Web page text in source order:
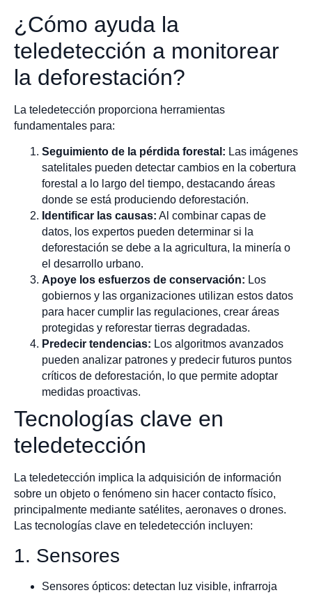
¿Cómo ayuda la
teledetección a monitorear
la deforestación?
La teledetección proporciona herramientas
fundamentales para:
Seguimiento de la pérdida forestal: Las imágenes
satelitales pueden detectar cambios en la cobertura
forestal a lo largo del tiempo, destacando áreas
donde se está produciendo deforestación.
Identificar las causas: Al combinar capas de
datos, los expertos pueden determinar si la
deforestación se debe a la agricultura, la minería o
el desarrollo urbano.
Apoye los esfuerzos de conservación: Los
gobiernos y las organizaciones utilizan estos datos
para hacer cumplir las regulaciones, crear áreas
protegidas y reforestar tierras degradadas.
Predecir tendencias: Los algoritmos avanzados
pueden analizar patrones y predecir futuros puntos
críticos de deforestación, lo que permite adoptar
medidas proactivas.
Tecnologías clave en
teledetección
La teledetección implica la adquisición de información
sobre un objeto o fenómeno sin hacer contacto físico,
principalmente mediante satélites, aeronaves o drones.
Las tecnologías clave en teledetección incluyen:
1. Sensores
Sensores ópticos: detectan luz visible, infrarroja